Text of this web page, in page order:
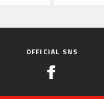
OFFICIAL SNS